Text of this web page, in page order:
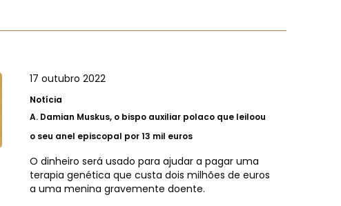
17 outubro 2022
Notícia
A. Damian Muskus, o bispo auxiliar polaco que leiloou
o seu anel episcopal por 13 mil euros
O dinheiro será usado para ajudar a pagar uma
terapia genética que custa dois milhões de euros
a uma menina gravemente doente.